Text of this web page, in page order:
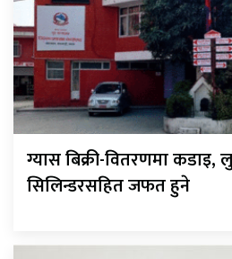
ग्यास बिक्री-वितरणमा कडाइ,
सिलिन्डरसहित जफत हुने